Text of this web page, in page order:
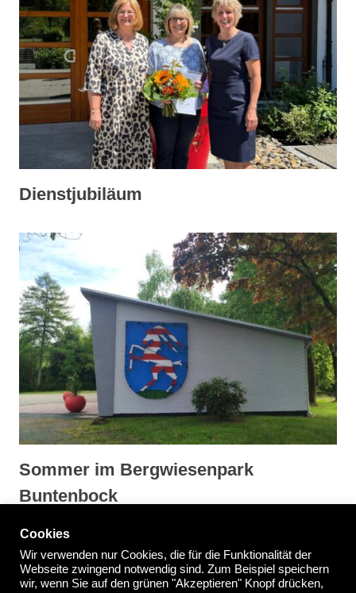
Dienstjubiläum
Sommer im Bergwiesenpark
Buntenbock
Cookies
Wir verwenden nur Cookies, die für die Funktionalität der
Webseite zwingend notwendig sind. Zum Beispiel speichern
wir, wenn Sie auf den grünen "Akzeptieren" Knopf drücken,